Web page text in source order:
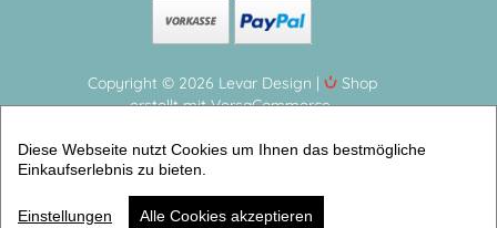
Copyright © 2026 Levar Design |
Shop
erstellt mit VersaCommerce.
Geburt mit Namen personalisiert Keramikspardose
für Kinder (Spardosen für Kinder personalisiert) |
Artikelnummer: 0643-3574-8458 -2
Diese Webseite nutzt Cookies um Ihnen das bestmögliche
Einkaufserlebnis zu bieten.
Einstellungen Alle Cookies akzeptieren